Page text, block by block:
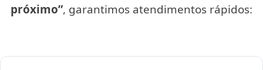
próximo”, garantimos atendimentos rápidos: